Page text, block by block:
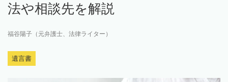
法や相談先を解説
福谷陽子（元弁護士、法律ライター）
遺言書